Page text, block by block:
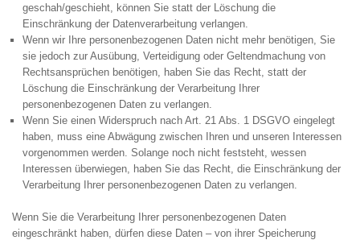
geschah/geschieht, können Sie statt der Löschung die
Einschränkung der Datenverarbeitung verlangen.
Wenn wir Ihre personenbezogenen Daten nicht mehr benötigen, Sie
sie jedoch zur Ausübung, Verteidigung oder Geltendmachung von
Rechtsansprüchen benötigen, haben Sie das Recht, statt der
Löschung die Einschränkung der Verarbeitung Ihrer
personenbezogenen Daten zu verlangen.
Wenn Sie einen Widerspruch nach Art. 21 Abs. 1 DSGVO eingelegt
haben, muss eine Abwägung zwischen Ihren und unseren Interessen
vorgenommen werden. Solange noch nicht feststeht, wessen
Interessen überwiegen, haben Sie das Recht, die Einschränkung der
Verarbeitung Ihrer personenbezogenen Daten zu verlangen.
Wenn Sie die Verarbeitung Ihrer personenbezogenen Daten
eingeschränkt haben, dürfen diese Daten – von ihrer Speicherung